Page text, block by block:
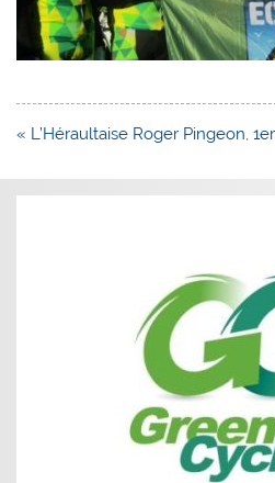
Navigation
l’article
« L’Héraultaise Roger Pingeon,